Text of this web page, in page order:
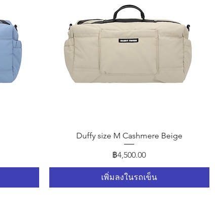
ดูข้อมูลด่วน
Duffy size M Cashmere Beige
ราคา
฿4,500.00
เพิ่มลงในรถเข็น